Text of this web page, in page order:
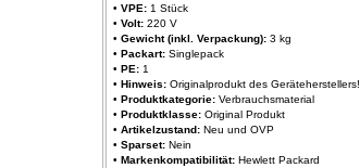
• VPE: 1 Stück
• Volt: 220 V
• Gewicht (inkl. Verpackung): 3 kg
• Packart: Singlepack
• PE: 1
• Hinweis: Originalprodukt des Geräteherstellers!
• Produktkategorie: Verbrauchsmaterial
• Produktklasse: Original Produkt
• Artikelzustand: Neu und OVP
• Sparset: Nein
• Markenkompatibilität: Hewlett Packard